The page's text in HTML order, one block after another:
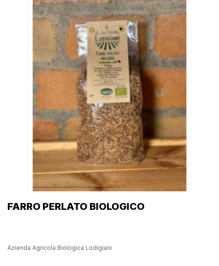
FARRO PERLATO BIOLOGICO
Azienda Agricola Biologica Lodigiani